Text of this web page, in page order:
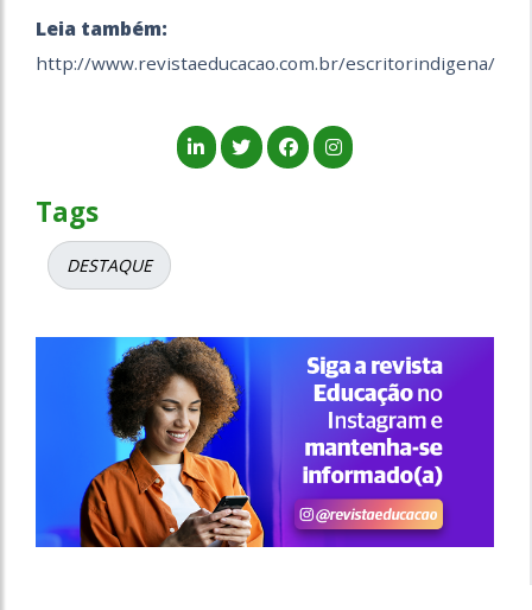
Leia também:
http://www.revistaeducacao.com.br/escritorindigena/
Tags
DESTAQUE